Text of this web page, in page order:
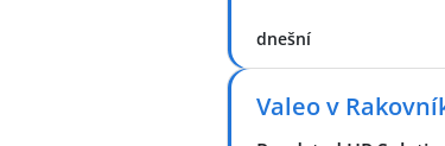
dnešní
Valeo v